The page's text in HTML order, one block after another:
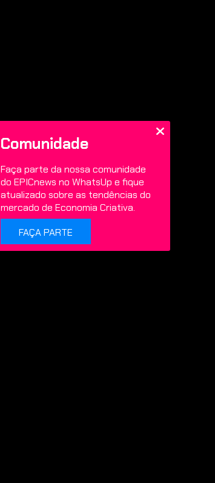
Comunidade
Faça parte da nossa comunidade
do EPICnews no WhatsUp e fique
atualizado sobre as tendências do
mercado de Economia Criativa.
FAÇA PARTE